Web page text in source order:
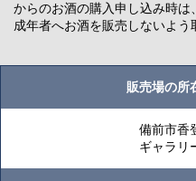
からのお酒の購入申し込み時
成年者へお酒を販売しないよう
販売場の所
備前市香
ギャラリ